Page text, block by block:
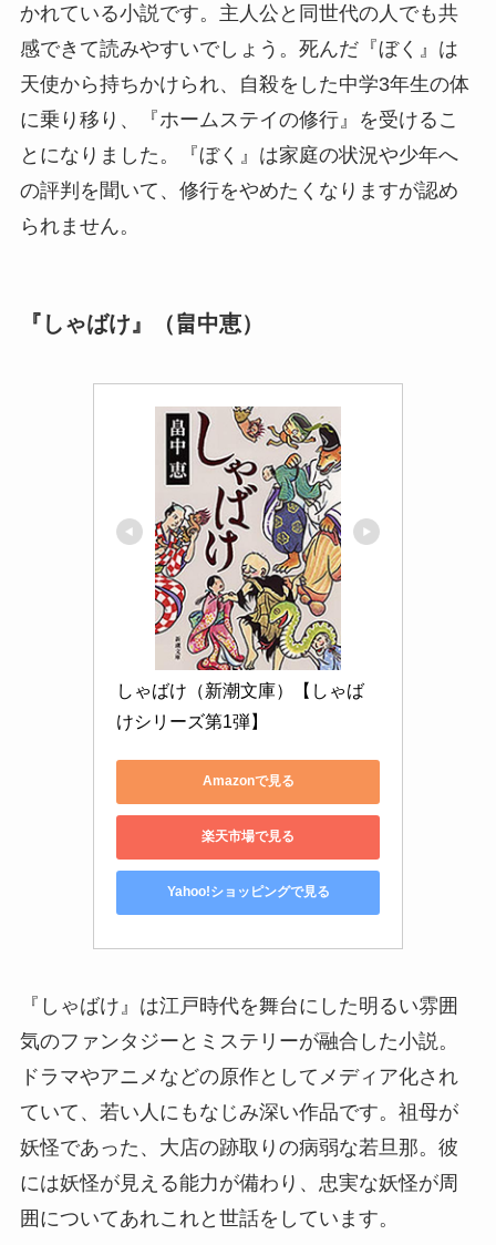
かれている小説です。主人公と同世代の人でも共
感できて読みやすいでしょう。死んだ『ぼく』は
天使から持ちかけられ、自殺をした中学3年生の体
に乗り移り、『ホームステイの修行』を受けるこ
とになりました。『ぼく』は家庭の状況や少年へ
の評判を聞いて、修行をやめたくなりますが認め
られません。
『しゃばけ』（畠中恵）
しゃばけ（新潮文庫）【しゃば
けシリーズ第1弾】
Amazonで見る
楽天市場で見る
Yahoo!ショッピングで見る
『しゃばけ』は江戸時代を舞台にした明るい雰囲
気のファンタジーとミステリーが融合した小説。
ドラマやアニメなどの原作としてメディア化され
ていて、若い人にもなじみ深い作品です。祖母が
妖怪であった、大店の跡取りの病弱な若旦那。彼
には妖怪が見える能力が備わり、忠実な妖怪が周
囲についてあれこれと世話をしています。